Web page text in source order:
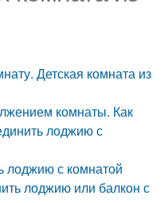
Детская комната из
комнаты. Как
лоджию с
лоджию с комнатой
лоджию или балкон с